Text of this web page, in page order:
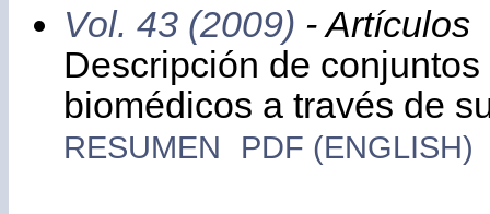
Vol. 43 (2009) - Artículos
Descripción de
biomédicos a través de
RESUMEN PDF (ENGLISH)